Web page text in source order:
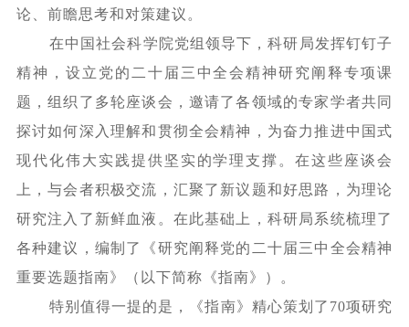
论、前瞻思考和对策建议。
在中国社会科学院党组领导下，科研局发挥钉钉子
精神，设立党的二十届三中全会精神研究阐释专项课
题，组织了多轮座谈会，邀请了各领域的专家学者共同
探讨如何深入理解和贯彻全会精神，为奋力推进中国式
现代化伟大实践提供坚实的学理支撑。在这些座谈会
上，与会者积极交流，汇聚了新议题和好思路，为理论
研究注入了新鲜血液。在此基础上，科研局系统梳理了
各种建议，编制了《研究阐释党的二十届三中全会精神
重要选题指南》（以下简称《指南》）。
特别值得一提的是，《指南》精心策划了 70项研究